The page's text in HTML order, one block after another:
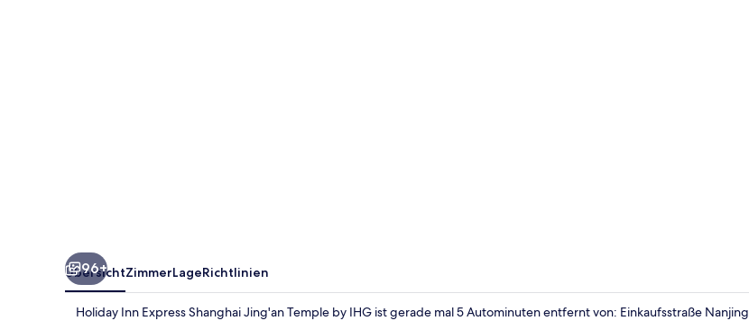
96+
ÜbersichtZimmerLageRichtlinien
Holiday Inn Express Shanghai Jing'an Temple by IHG ist gerade mal 5 Autominuten entfernt von: Einkaufsstraße Nanjing